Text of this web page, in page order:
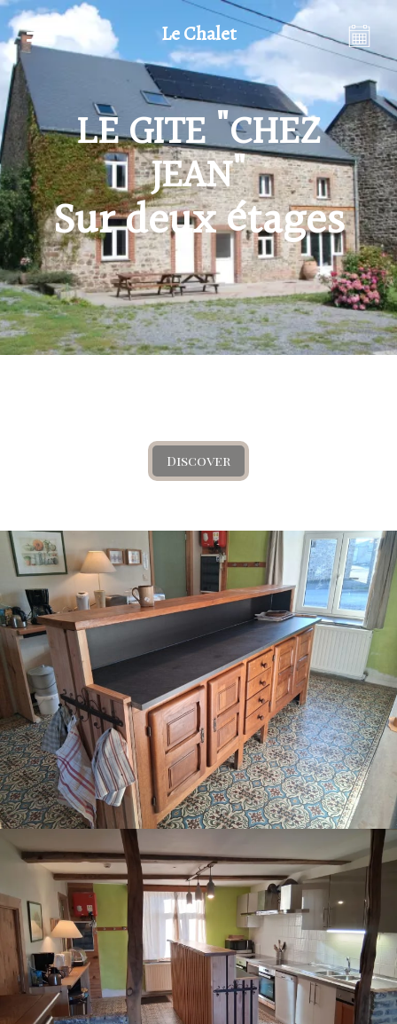
Le Chalet
LE GITE "CHEZ
JEAN"
Sur deux étages
Discover